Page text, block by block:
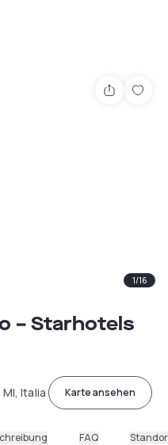
Teilen
1/16
– Starhotels
Italia Karte ansehen
FAQ